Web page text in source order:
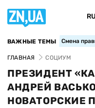
RU
ВАЖНЫЕ ТЕМЫ Смена
ГЛАВНАЯ СОЦИУМ
ПРЕЗИДЕНТ
АНДРЕЙ
НОВАТОРСКИЕ